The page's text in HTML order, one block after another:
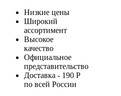
Низкие цены
Широкий
ассортимент
Высокое
качество
Официальное
представительство
Доставка - 190 Р
по всей России